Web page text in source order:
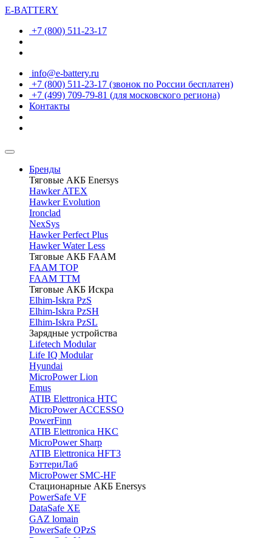
E-BATTERY
+7 (800) 511-23-17
info@e-battery.ru
+7 (800) 511-23-17 (звонок по России бесплатен)
+7 (499) 709-79-81 (для московского региона)
Контакты
Бренды
Тяговые АКБ Enersys
Hawker ATEX
Hawker Evolution
Ironclad
NexSys
Hawker Perfect Plus
Hawker Water Less
Тяговые АКБ FAAM
FAAM TOP
FAAM TTM
Тяговые АКБ Искра
Elhim-Iskra PzS
Elhim-Iskra PzSH
Elhim-Iskra PzSL
Зарядные устройства
Lifetech Modular
Life IQ Modular
Hyundai
MicroPower Lion
Emus
ATIB Elettronica HTC
MicroPower ACCESSO
PowerFinn
ATIB Elettronica HKC
MicroPower Sharp
ATIB Elettronica HFT3
БэттериЛаб
MicroPower SMC-HF
Стационарные АКБ Enersys
PowerSafe VF
DataSafe XE
GAZ lomain
PowerSafe OPzS